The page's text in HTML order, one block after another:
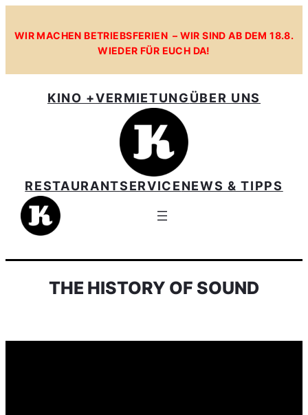
WIR MACHEN BETRIEBSFERIEN – WIR SIND AB DEM 18.8.
WIEDER FÜR EUCH DA!
KINO +VERMIETUNGÜBER UNS
RESTAURANTSERVICENEWS & TIPPS
THE HISTORY OF SOUND